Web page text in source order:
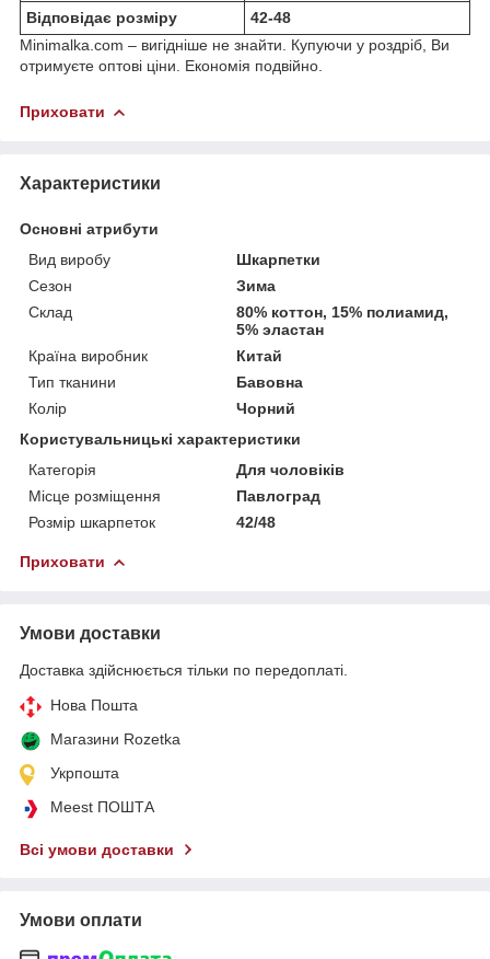
Відповідає розміру
42-48
Minimalka.com – вигідніше не знайти. Купуючи у роздріб, Ви
отримуєте оптові ціни. Економія подвійно.
Приховати
Характеристики
Основні атрибути
Вид виробу
Шкарпетки
Сезон
Зима
Склад
80% коттон, 15% полиамид,
5% эластан
Країна виробник
Китай
Тип тканини
Бавовна
Колір
Чорний
Користувальницькі характеристики
Категорія
Для чоловіків
Місце розміщення
Павлоград
Розмір шкарпеток
42/48
Приховати
Умови доставки
Доставка здійснюється тільки по передоплаті.
Нова Пошта
Магазини Rozetka
Укрпошта
Meest ПОШТА
Всі умови доставки
Умови оплати